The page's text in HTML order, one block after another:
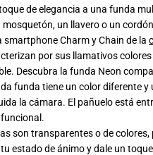
de elegancia a una funda
un llavero o un
Charm y Chain de la
por sus llamativos
Descubra la funda Neon
funda tiene un color diferente
la cámara. El pañuelo está
son transparentes o de
estado de ánimo y dale un